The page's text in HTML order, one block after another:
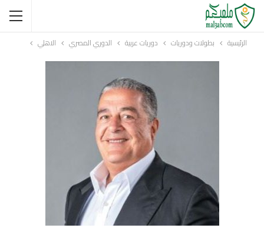
الرئيسية بطولات ودوريات دوريات عربية الدوري المصري الاهلي